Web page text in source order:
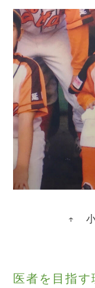
↑ 小
医者を目指す